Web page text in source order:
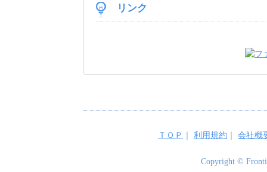
リンク
ＴＯＰ 利用規約 会社概
Copyright ©